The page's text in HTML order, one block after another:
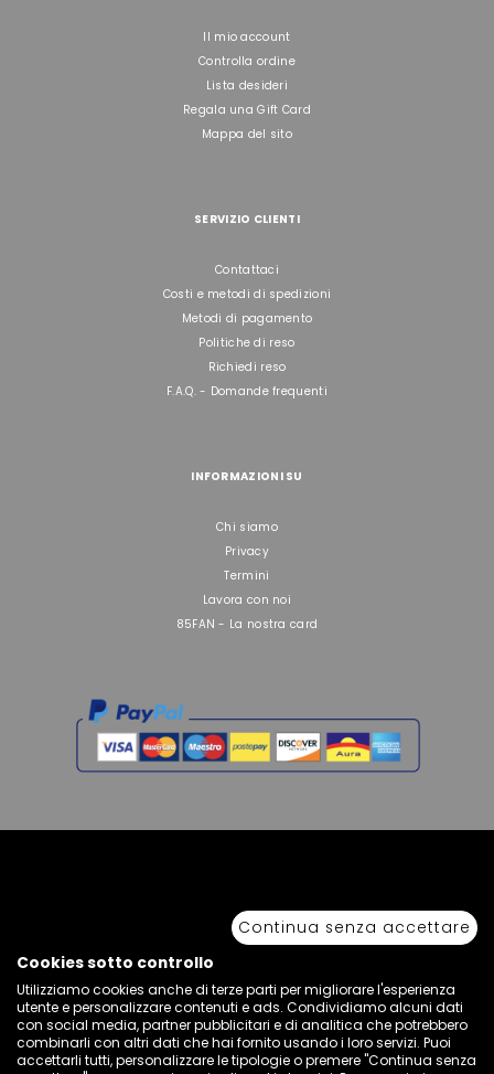
Il mio account
Controlla ordine
Lista desideri
Regala una Gift Card
Mappa del sito
SERVIZIO CLIENTI
Contattaci
Costi e metodi di spedizioni
Metodi di pagamento
Politiche di reso
Richiedi reso
F.A.Q. - Domande frequenti
INFORMAZIONI SU
Chi siamo
Privacy
Termini
Lavora con noi
85FAN - La nostra card
anche parziale.
Via Piave Km 68,600 • 04100 Latina, Italia | P.IVA 01222400598 • N° REA LT -
77855
Continua senza accettare
Cookies sotto controllo
Utilizziamo cookies anche di terze parti per migliorare l'esperienza
utente e personalizzare contenuti e ads. Condividiamo alcuni dati
con social media, partner pubblicitari e di analitica che potrebbero
combinarli con altri dati che hai fornito usando i loro servizi. Puoi
accettarli tutti, personalizzare le tipologie o premere "Continua senza